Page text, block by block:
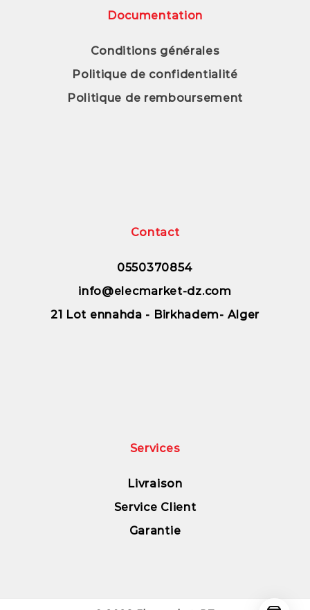
Documentation
Conditions générales
Politique de confidentialité
Politique de remboursement
Contact
0550370854
info@elecmarket-dz.com
21 Lot ennahda - Birkhadem- Alger
Services
Livraison
Service Client
Garantie